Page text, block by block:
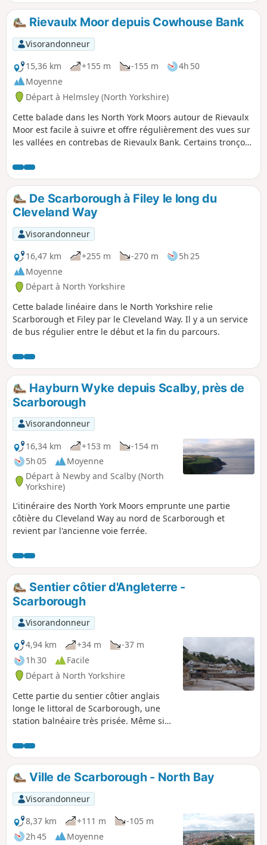
Rievaulx Moor depuis Cowhouse Bank
Visorandonneur
15,36 km
+155 m -155 m
4h 50
Moyenne
Départ à Helmsley (North Yorkshire)
Cette balade dans les North York Moors autour de Rievaulx
Moor est facile à suivre et offre régulièrement des vues sur
les vallées en contrebas de Rievaulx Bank. Certains tronçons
De Scarborough à Filey le long du
Cleveland Way
Visorandonneur
16,47 km
+255 m -270 m
5h 25
Moyenne
Départ à North Yorkshire
Cette balade linéaire dans le North Yorkshire relie
Scarborough et Filey par le Cleveland Way. Il y a un service
de bus régulier entre le début et la fin du parcours.
Hayburn Wyke depuis Scalby, près de
Scarborough
Visorandonneur
16,34 km
+153 m
-154 m
5h 05
Moyenne
Départ à Newby and Scalby (North
Yorkshire)
L'itinéraire des North York Moors emprunte une partie
côtière du Cleveland Way au nord de Scarborough et
revient par l'ancienne voie ferrée.
Sentier côtier d'Angleterre -
Scarborough
Visorandonneur
4,94 km
+34 m
-37 m
1h 30
Facile
Départ à North Yorkshire
Cette partie du sentier côtier anglais
longe le littoral de Scarborough, une
station balnéaire très prisée. Même si
de détours qu'on peut facilement y
passer toute la journée. Elle est assez
plate et pavée sur toute sa longueur, ce
qui la rend facilement accessible.
Ville de Scarborough - North Bay
Visorandonneur
8,37 km
+111 m
-105 m
2h 45
Moyenne